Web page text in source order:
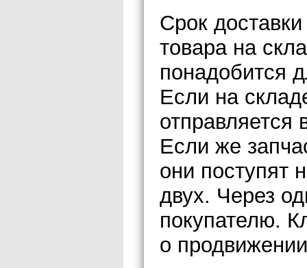
Срок
товара на
понадобится
Если на
отправляется
Если же
они поступят
двух. Через
покупателю.
о